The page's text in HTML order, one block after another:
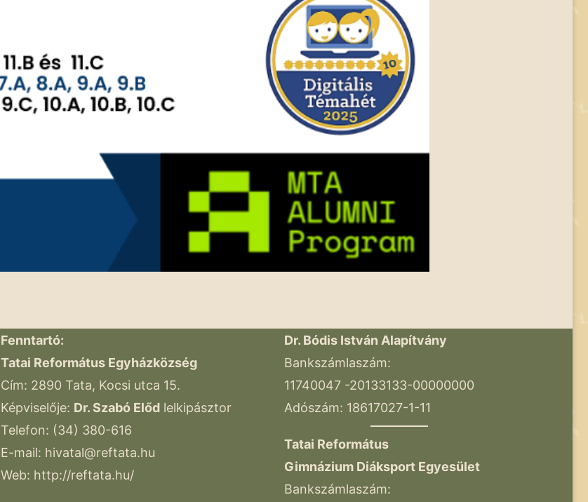
Fenntartó:
Tatai Református Egyházközség
Cím: 2890 Tata, Kocsi utca 15.
Képviselője: Dr. Szabó Előd lelkipásztor
Telefon: (34) 380-616
E-mail: hivatal@reftata.hu
Web: http://reftata.hu/
Dr. Bódis István Alapítvány
Bankszámlaszám:
11740047 -20133133-00000000
Adószám: 18617027-1-11
Tatai Református
Gimnázium Diáksport Egyesület
Bankszámlaszám: